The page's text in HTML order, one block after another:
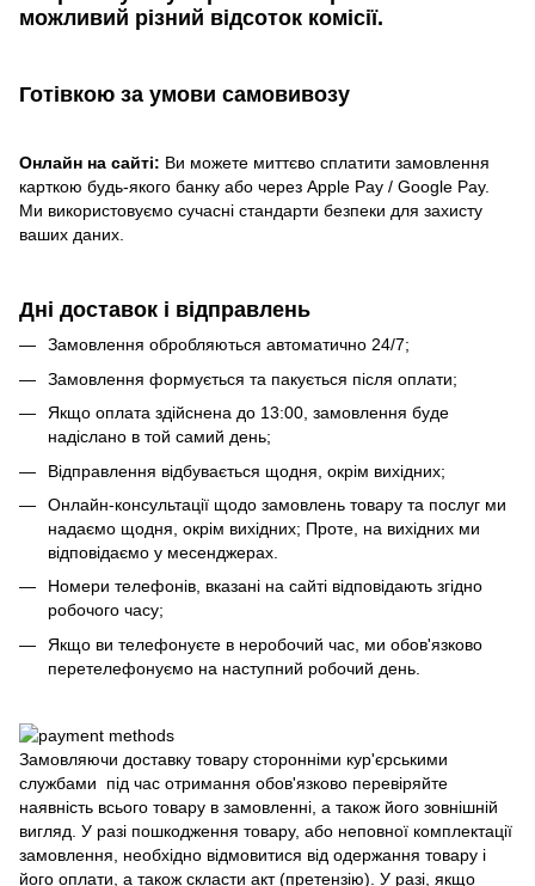
можливий різний відсоток комісії.
Готівкою за умови самовивозу
Онлайн на сайті: Ви можете миттєво сплатити замовлення
карткою будь-якого банку або через Apple Pay / Google Pay.
Ми використовуємо сучасні стандарти безпеки для захисту
ваших даних.
Дні доставок і відправлень
Замовлення обробляються автоматично 24/7;
Замовлення формується та пакується після оплати;
Якщо оплата здійснена до 13:00, замовлення буде
надіслано в той самий день;
Відправлення відбувається щодня, окрім вихідних;
Онлайн-консультації щодо замовлень товару та послуг ми
надаємо щодня, окрім вихідних; Проте, на вихідних ми
відповідаємо у месенджерах.
Номери телефонів, вказані на сайті відповідають згідно
робочого часу;
Якщо ви телефонуєте в неробочий час, ми обов'язково
перетелефонуємо на наступний робочий день.
Замовляючи доставку товару сторонніми кур'єрськими
службами під час отримання обов'язково перевіряйте
наявність всього товару в замовленні, а також його зовнішній
вигляд. У разі пошкодження товару, або неповної комплектації
замовлення, необхідно відмовитися від одержання товару і
його оплати, а також скласти акт (претензію). У разі, якщо